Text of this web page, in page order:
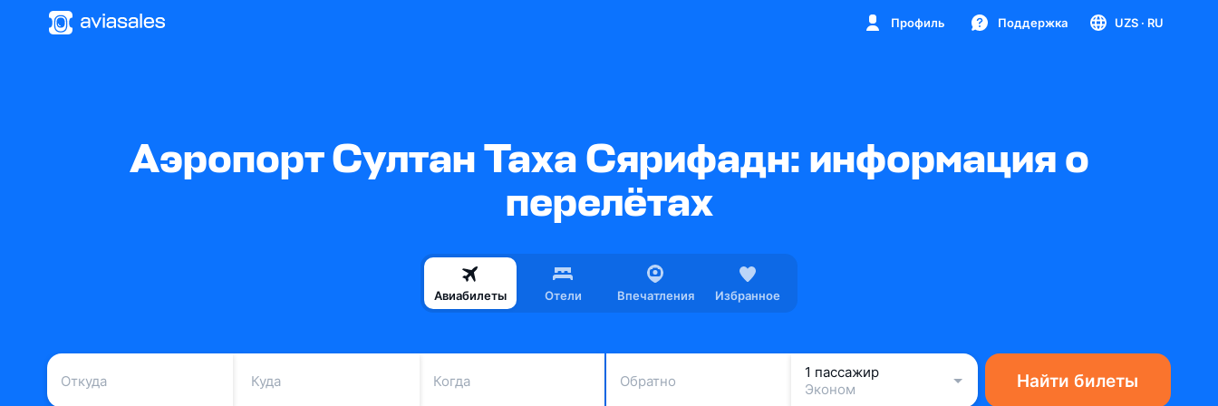
Профиль Поддержка UZS · RU
Аэропорт Султан Таха Сярифадн: информация о
перелётах
Авиабилеты Отели Впечатления Избранное
Когда Обратно
1 пассажир
Эконом
Найти билеты